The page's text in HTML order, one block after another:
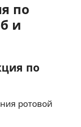
по
и
по
ротовой